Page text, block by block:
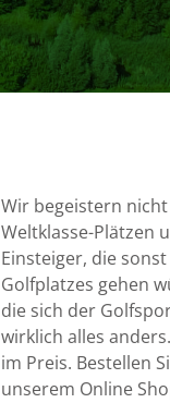
Wir begeistern
Weltklasse-Plätzen
Einsteiger, die
Golfplatzes gehen
die sich der
wirklich alles
im Preis. Bestellen
unserem Online